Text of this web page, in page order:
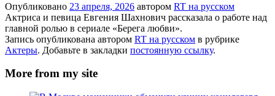
Опубликовано 23 апреля, 2026 автором RT на русском
Актриса и певица Евгения Шахнович рассказала о работе над
главной ролью в сериале «Берега любви».
Запись опубликована автором RT на русском в рубрике
Актеры. Добавьте в закладки постоянную ссылку.
More from my site